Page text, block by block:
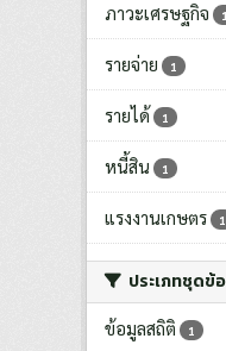
ภาวะเศรษฐกิจ 1
รายจ่าย 1
รายได้ 1
หนี้สิน 1
แรงงานเกษตร 1
ประเภทชุดข้
ข้อมูลสถิติ 1